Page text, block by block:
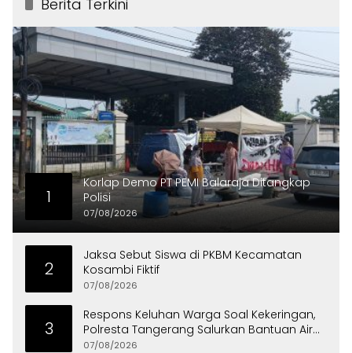
Berita Terkini
1
Korlap Demo PT PEMI Balaraja Ditangkap
Polisi
07/08/2026
2
Jaksa Sebut Siswa di PKBM Kecamatan
Kosambi Fiktif
07/08/2026
3
Respons Keluhan Warga Soal Kekeringan,
Polresta Tangerang Salurkan Bantuan Air
Bersih ke Panongan
07/08/2026